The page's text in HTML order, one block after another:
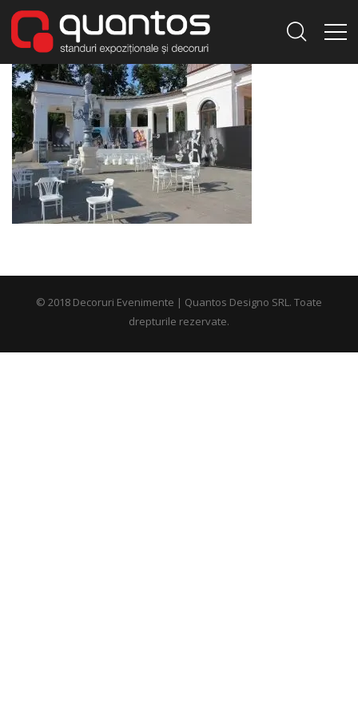
© 2018 Decoruri Evenimente | Quantos Designo SRL. Toate
drepturile rezervate.